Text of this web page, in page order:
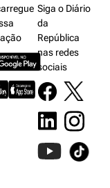
Siga o Diário
da
República
nas redes
sociais